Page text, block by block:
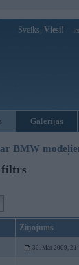
Sveiks, Viesi!
Galerijas
BMW
filtrs
Ziņojums
30. Mar 2009,